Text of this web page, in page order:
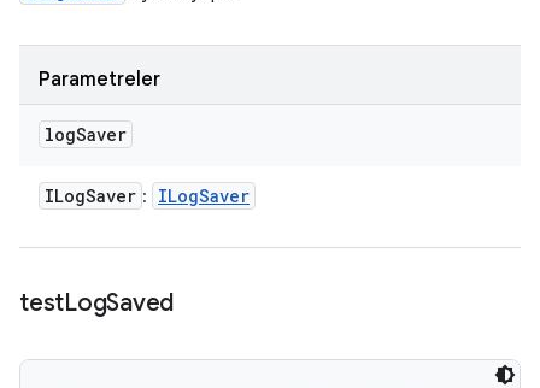
Parametreler
logSaver
ILogSaver : ILogSaver
testLogSaved